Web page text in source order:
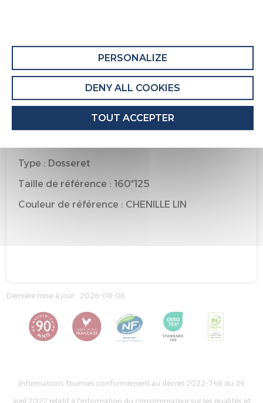
ENVIRONNEMENTALES DE L’EMBALLAGE
Recyclabilité de l'emballage : Majoritairement
recyclable
INFORMATIONS PRODUIT
Code produit : 15877
Type : Dosseret
Taille de référence : 160*125
Couleur de référence : CHENILLE LIN
Dernière mise à jour : 2026-08-06
Informations fournies conformément au décret 2022-748 du 29
avril 2022 relatif à l'information du consommateur sur les qualités et
PERSONALIZE
DENY ALL COOKIES
TOUT ACCEPTER